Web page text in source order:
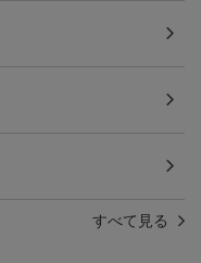
すべて見る